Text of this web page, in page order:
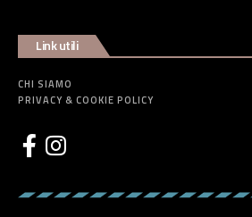
Link utili
CHI SIAMO
PRIVACY & COOKIE POLICY